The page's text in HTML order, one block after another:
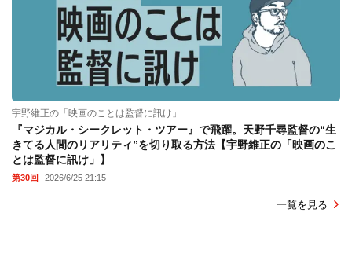
宇野維正の「映画のことは監督に訊け」
『マジカル・シークレット・ツアー』で飛躍。天野千尋監督の“生
きてる人間のリアリティ”を切り取る方法【宇野維正の「映画のこ
とは監督に訊け」】
第30回 2026/6/25 21:15
一覧を見る